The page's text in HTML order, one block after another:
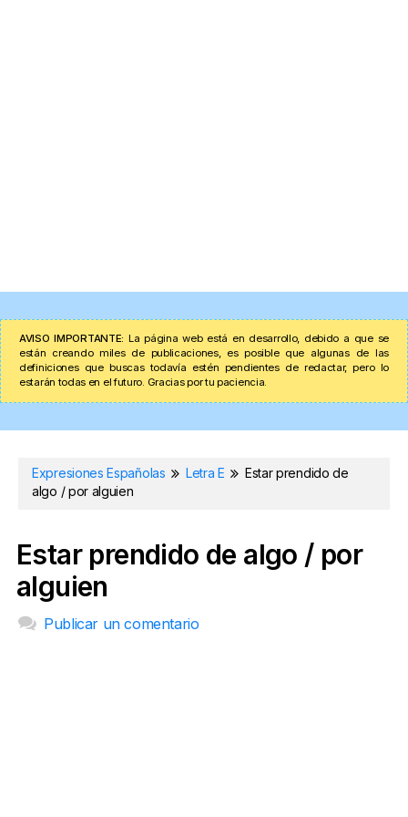
AVISO IMPORTANTE: La página web está en desarrollo, debido a que se
están creando miles de publicaciones, es posible que algunas de las
definiciones que buscas todavía estén pendientes de redactar, pero lo
estarán todas en el futuro. Gracias por tu paciencia.
Expresiones Españolas Letra E
Estar prendido de
algo / por alguien
Estar prendido de algo / por
alguien
Publicar un comentario